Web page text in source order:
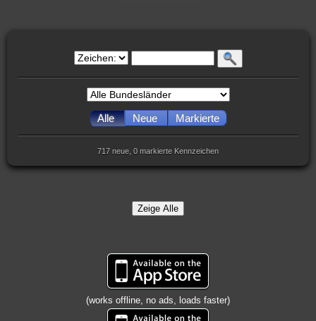
Alle Neue Markierte
717 neue, 0 markierte Kennzeichen
Zeige Alle
(works offline, no ads, loads faster)